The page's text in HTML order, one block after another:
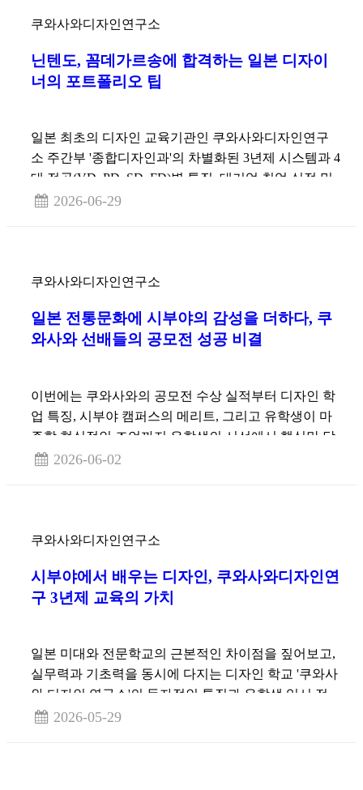
쿠와사와디자인연구소
닌텐도, 꼼데가르송에 합격하는 일본 디자이
너의 포트폴리오 팁
일본 최초의 디자인 교육기관인 쿠와사와디자인연구
소 주간부 '종합디자인과'의 차별화된 3년제 시스템과 4
대 전공(VD, PD, SD, FD)별 특징, 대기업 취업 실적 및
7월 4일 데생 강좌가 연계된 학내 설명회 일정을 정리
2026-06-29
쿠와사와디자인연구소
일본 전통문화에 시부야의 감성을 더하다, 쿠
와사와 선배들의 공모전 성공 비결
이번에는 쿠와사와의 공모전 수상 실적부터 디자인 학
업 특징, 시부야 캠퍼스의 메리트, 그리고 유학생이 마
주할 현실적인 조언까지 유학생의 시선에서 핵심만 담
백하게 살펴보겠습니다.
2026-06-02
쿠와사와디자인연구소
시부야에서 배우는 디자인, 쿠와사와디자인연
구 3년제 교육의 가치
일본 미대와 전문학교의 근본적인 차이점을 짚어보고,
실무력과 기초력을 동시에 다지는 디자인 학교 '쿠와사
와 디자인 연구소'의 독자적인 특징과 유학생 입시 전
략을 솔직하게 분석해 볼게요.
2026-05-29